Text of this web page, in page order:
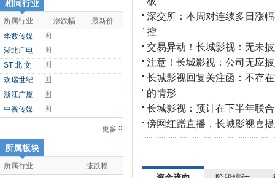
相同行业
所属行业 涨跌幅
最新价
华数传媒
湖北广电
ST 北 文
欢瑞世纪
浙江广厦
中视传媒
更多
所属板块
所属行业 涨跌幅
深交所：本周对连续多日涨
控
交易异动！长城影视：无未
注意！长城影视：公司无应
长城影视回复关注函：不存
的情形
长城影视：预计在下半年联
傍网红蹭直播，长城影视喜